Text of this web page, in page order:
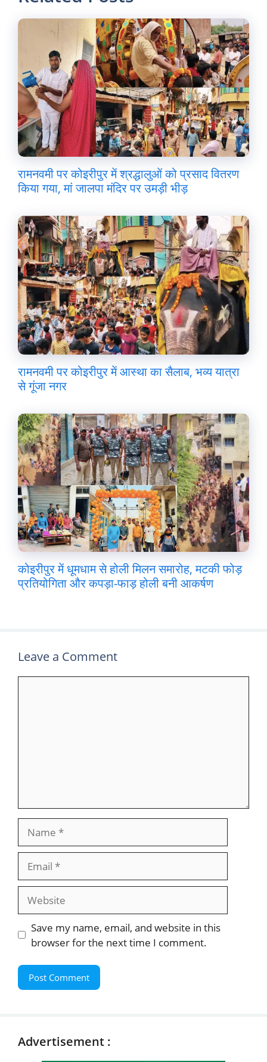
रामनवमी पर कोइरीपुर में श्रद्धालुओं को प्रसाद वितरण
किया गया, मां जालपा मंदिर पर उमड़ी भीड़
रामनवमी पर कोइरीपुर में आस्था का सैलाब, भव्य यात्रा
से गूंजा नगर
कोइरीपुर में धूमधाम से होली मिलन समारोह, मटकी फोड़
प्रतियोगिता और कपड़ा-फाड़ होली बनी आकर्षण
Leave a Comment
Website
Save my name, email, and website in this
browser for the next time I comment.
Advertisement :